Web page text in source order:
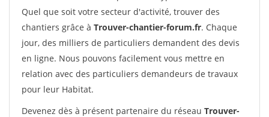
Quel que soit votre secteur d'activité, trouver des
chantiers grâce à Trouver-chantier-forum.fr. Chaque
jour, des milliers de particuliers demandent des devis
en ligne. Nous pouvons facilement vous mettre en
relation avec des particuliers demandeurs de travaux
pour leur Habitat.
Devenez dès à présent partenaire du réseau Trouver-